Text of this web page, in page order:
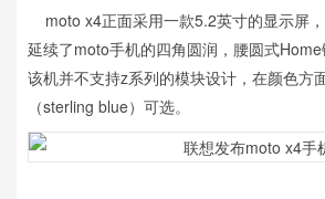
moto x4正面采用一款5.2英寸的显示屏，
延续了moto手机的四角圆润，腰圆式Home
该机并不支持z系列的模块设计，在颜色方
（sterling blue）可选。